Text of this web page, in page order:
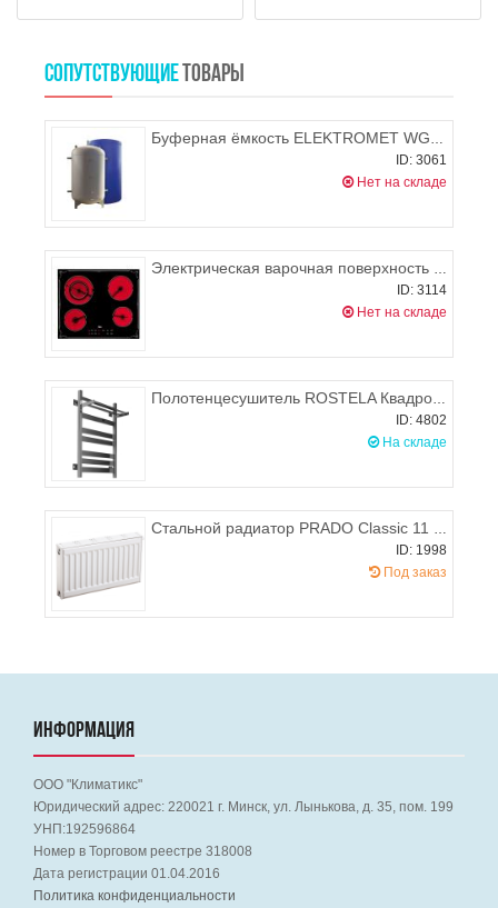
СОПУТСТВУЮЩИЕ ТОВАРЫ
Буферная ёмкость ELEKTROMET WGJ-B 800 с термоизоляционным комплектом
ID: 3061
Нет на складе
Электрическая варочная поверхность TEKA TBR 641
ID: 3114
Нет на складе
Полотенцесушитель ROSTELA Квадро V 50 + (ниж. подв. 1/2") 500х1000/11 мм
ID: 4802
На складе
Стальной радиатор PRADO Classic 11 300х1700 (боковое подключение), 1010-1300 Вт
ID: 1998
Под заказ
ИНФОРМАЦИЯ
ООО "Климатикс"
Юридический адрес: 220021 г. Минск, ул. Лынькова, д. 35, пом. 199
УНП:192596864
Номер в Торговом реестре 318008
Дата регистрации 01.04.2016
Политика конфиденциальности